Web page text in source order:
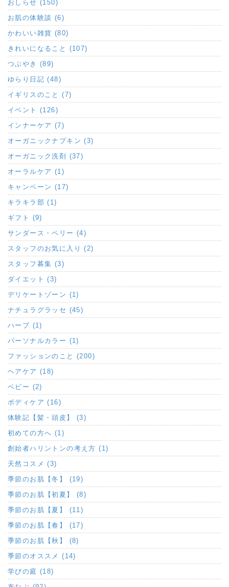
おしらせ (150)
お肌の体験談 (6)
かわいい雑貨 (80)
きれいになること (107)
つぶやき (89)
ゆらり日記 (48)
イギリスのこと (7)
イベント (126)
インナーケア (7)
オーガニックナプキン (3)
オーガニック洗剤 (37)
オーラルケア (1)
キャンペーン (17)
キラキラ部 (1)
ギフト (9)
サンダース・ペリー (4)
スタッフのお気に入り (2)
スタッフ募集 (3)
ダイエット (3)
デリケートゾーン (1)
ナチュラグラッセ (45)
ハーブ (1)
パーソナルカラー (1)
ファッションのこと (200)
ヘアケア (18)
ベビー (2)
ボディケア (16)
体験記【髪・頭皮】 (3)
初めての方へ (1)
創始者ハリントンの考え方 (1)
天然コスメ (3)
季節のお肌【冬】 (19)
季節のお肌【初夏】 (8)
季節のお肌【夏】 (11)
季節のお肌【春】 (17)
季節のお肌【秋】 (8)
季節のオススメ (14)
学びの庭 (18)